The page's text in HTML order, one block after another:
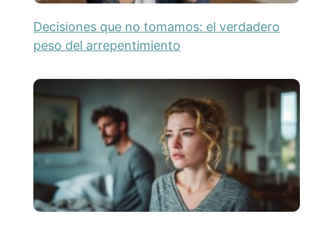
Decisiones que no tomamos: el verdadero
peso del arrepentimiento